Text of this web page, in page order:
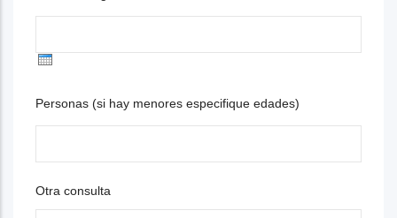
Personas (si hay menores especifique edades)
Otra consulta